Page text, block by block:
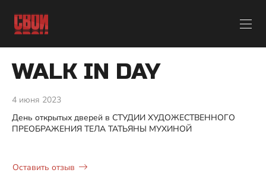
WALK IN DAY
4 июня 2023
День открытых дверей в СТУДИИ ХУДОЖЕСТВЕННОГО
ПРЕОБРАЖЕНИЯ ТЕЛА ТАТЬЯНЫ МУХИНОЙ
Оставить отзыв